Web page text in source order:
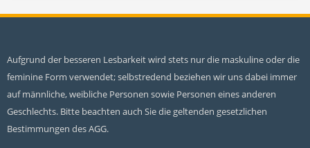
Aufgrund der besseren Lesbarkeit wird stets nur die maskuline oder die
feminine Form verwendet; selbstredend beziehen wir uns dabei immer
auf männliche, weibliche Personen sowie Personen eines anderen
Geschlechts. Bitte beachten auch Sie die geltenden gesetzlichen
Bestimmungen des AGG.